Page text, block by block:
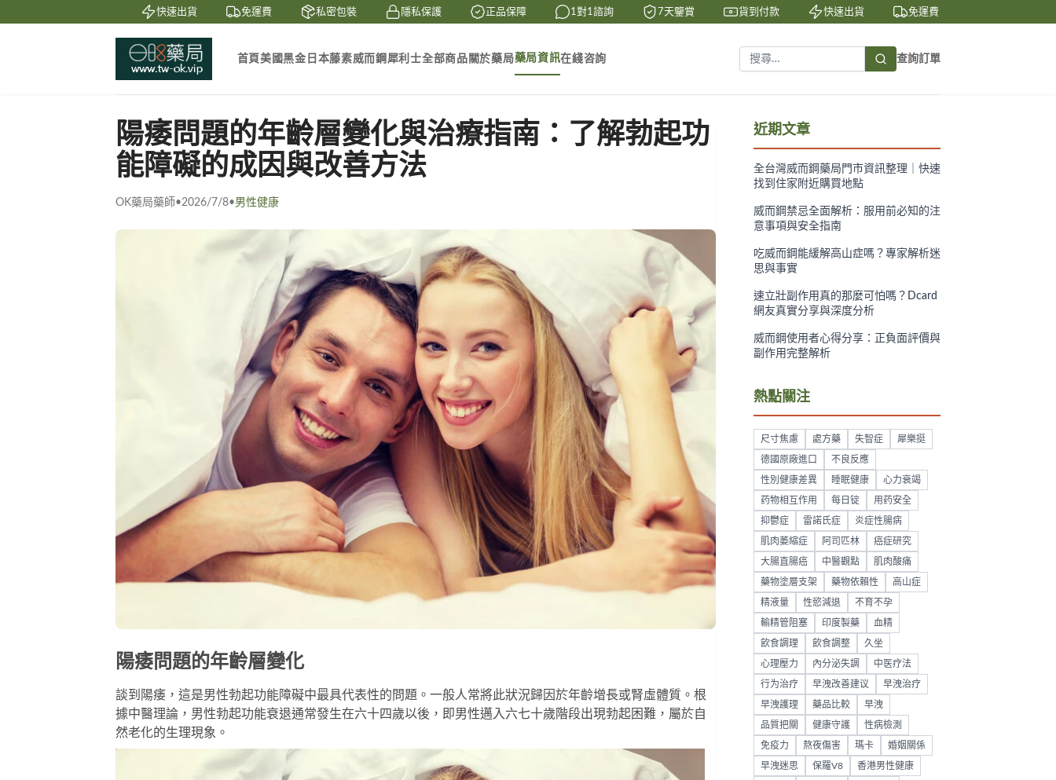
快速出貨 免運費 私密包裝 隱私保護 正品保障 1對1諮詢 7天鑒賞 貨到付款 快速出貨 免運費
首頁美國黑金 日本藤素威而鋼 犀利士全部商品 關於藥局藥局資訊在綫咨詢 查詢訂單
陽痿問題的年齡層變化與治療指南：了解勃起功
能障礙的成因與改善方法
OK藥局藥師•2026/7/8•男性健康
陽痿問題的年齡層變化
談到陽痿，這是男性勃起功能障礙中最具代表性的問題。一般人常將此狀況歸因於年齡增長或腎虛體質。根
據中醫理論，男性勃起功能衰退通常發生在六十四歲以後，即男性邁入六七十歲階段出現勃起困難，屬於自
然老化的生理現象。
近期文章
全台灣威而鋼藥局門市資訊整理｜快速
找到住家附近購買地點
威而鋼禁忌全面解析：服用前必知的注
意事項與安全指南
吃威而鋼能緩解高山症嗎？專家解析迷
思與事實
速立壯副作用真的那麼可怕嗎？Dcard
網友真實分享與深度分析
威而鋼使用者心得分享：正負面評價與
副作用完整解析
熱點關注
尺寸焦慮 處方藥 失智症 犀樂挺
德國原廠進口 不良反應
性別健康差異 睡眠健康 心力衰竭
药物相互作用 每日锭 用药安全
抑鬱症 雷諾氏症 炎症性腸病
肌肉萎縮症 阿司匹林 癌症研究
大腸直腸癌 中醫觀點 肌肉酸痛
藥物塗層支架 藥物依賴性 高山症
精液量 性慾減退 不育不孕
輸精管阻塞 印度製藥 血精
飲食調理 飲食調整 久坐
心理壓力 內分泌失調 中医疗法
行为治疗 早洩改善建议 早洩治疗
早洩護理 藥品比較 早洩
品質把關 健康守護 性病檢測
免疫力 熬夜傷害 瑪卡 婚姻關係
早洩迷思 保羅V8 香港男性健康